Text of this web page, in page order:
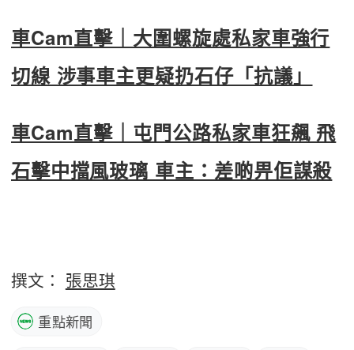
車Cam直擊｜大圍螺旋處私家車強行
切線 涉事車主更疑扔石仔「抗議」
車Cam直擊｜屯門公路私家車狂飆 飛
石擊中擋風玻璃 車主：差啲畀佢謀殺
撰文： 張思琪
重點新聞